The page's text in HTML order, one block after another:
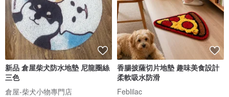
新品 倉屋柴犬防水地墊 尼龍圈絲
三色
倉屋-柴犬小物專門店
香腸披薩切片地墊 趣味美食設計
柔軟吸水防滑
Feblilac